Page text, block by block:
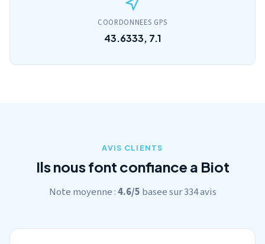
COORDONNEES GPS
43.6333, 7.1
AVIS CLIENTS
Ils nous font confiance a Biot
Note moyenne :4.6/5 basee sur 334 avis